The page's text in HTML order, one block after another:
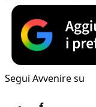
Segui Avvenire su